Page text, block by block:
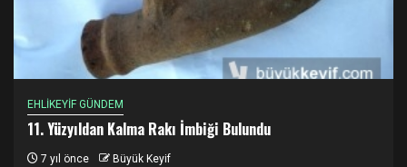
EHLİKEYİF GÜNDEM
11. Yüzyıldan Kalma Rakı İmbiği Bulundu
7 yıl önce Büyük Keyif